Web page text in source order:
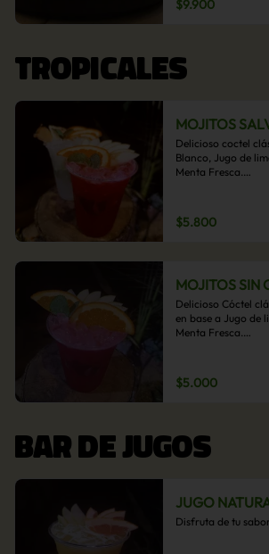
acompañamiento
$9.900
TROPICALES
MOJITOS
Delicioso coctel
Blanco, Jugo de
Menta Fresca.
$5.800
MOJITOS SIN
Delicioso Cóctel
en base a Jugo de
Menta Fresca.
$5.000
BAR DE JUGOS
JUGO
Disfruta de tu